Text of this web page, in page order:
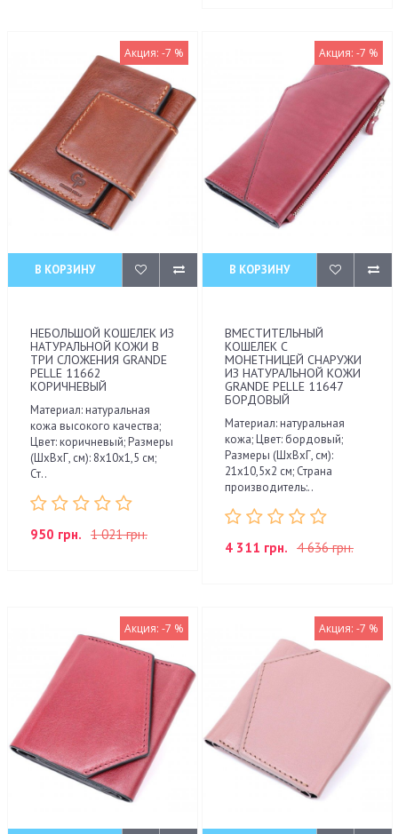
Акция: -7 %
В КОРЗИНУ
НЕБОЛЬШОЙ КОШЕЛЕК ИЗ
НАТУРАЛЬНОЙ КОЖИ В
ТРИ СЛОЖЕНИЯ GRANDE
PELLE 11662
КОРИЧНЕВЫЙ
Материал: натуральная
кожа высокого качества;
Цвет: коричневый; Размеры
(ШхВхГ, см): 8х10х1,5 см;
Ст..
950 грн. 1 021 грн.
Акция: -7 %
В КОРЗИНУ
ВМЕСТИТЕЛЬНЫЙ
КОШЕЛЕК С
МОНЕТНИЦЕЙ СНАРУЖИ
ИЗ НАТУРАЛЬНОЙ КОЖИ
GRANDE PELLE 11647
БОРДОВЫЙ
Материал: натуральная
кожа; Цвет: бордовый;
Размеры (ШхВхГ, см):
21х10,5х2 см; Страна
производитель:..
4 311 грн. 4 636 грн.
Акция: -7 % Акция: -7 %